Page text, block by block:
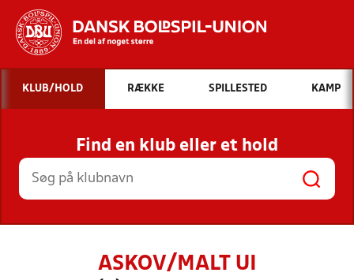
Hvad vil du søge efter?
INDHOLD OG NYHEDER
STILLINGER, RESULTATER, KLUBBER OG
HOLD
KLUB/HOLD RÆKKE SPILLESTED KAMP
Find en klub eller et hold
ASKOV/MALT UI